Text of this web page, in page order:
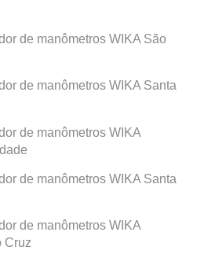
de manômetros WIKA São
de manômetros WIKA Santa
de manômetros WIKA
de manômetros WIKA Santa
de manômetros WIKA
Cruz